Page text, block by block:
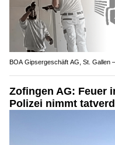
BOA Gipsergeschäft AG, St. Gallen
Zofingen AG: Feuer
Polizei nimmt